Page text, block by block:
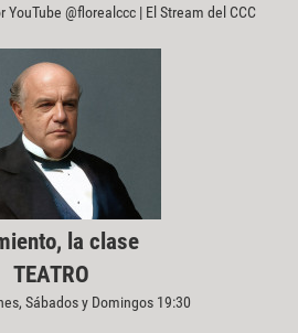
YouTube @florealccc | El Stream del CCC
la clase
TEATRO
Sábados y Domingos 19:30